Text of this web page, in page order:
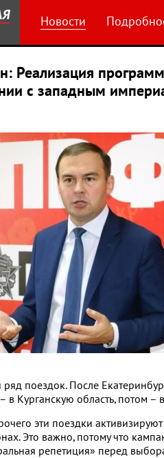
Новости
Реализация
с западным
поездок. После
в Курганскую область, потом –
эти поездки
Это важно, потому что
репетиция» перед